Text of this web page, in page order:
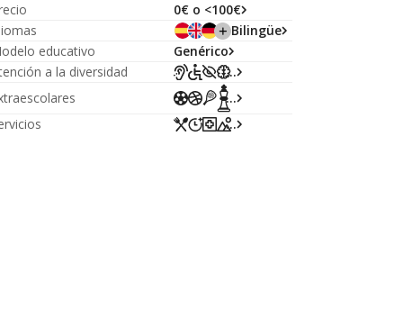
0€ o <100€
Bilingüe
educativo
Genérico
a la diversidad
...
...
...